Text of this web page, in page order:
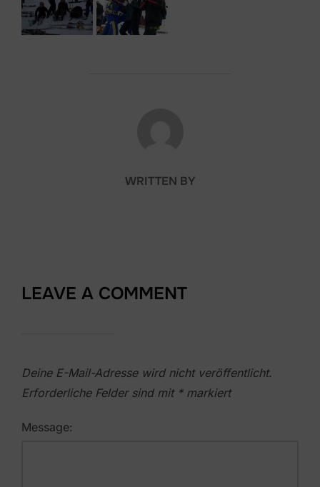
WRITTEN BY
LEAVE A COMMENT
Deine E-Mail-Adresse wird nicht veröffentlicht.
Erforderliche Felder sind mit *markiert
Message: